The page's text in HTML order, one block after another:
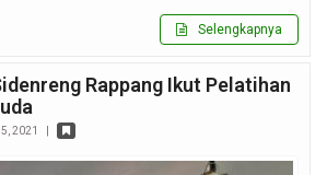
Selengkapnya
Rappang Ikut Pelatihan
2021